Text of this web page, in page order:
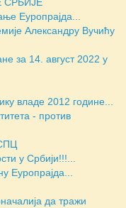
Еуропрајда...
Александру Вучићу
за 14. август 2022 у
владе 2012 године...
- против
у Србији!!!...
Еуропрајда...
да тражи